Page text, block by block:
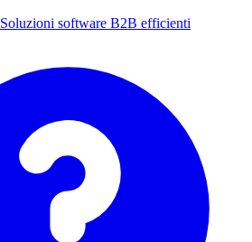
Soluzioni software B2B efficienti